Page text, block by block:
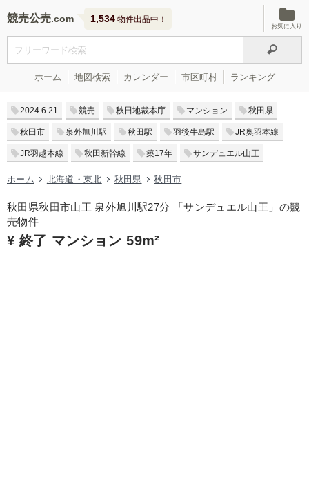
競売公売 1,534 物件出品中！
お気に入り
ホーム 地図検索 カレンダー 市区町村 ランキング
2024.6.21 競売 秋田地裁本庁 マンション 秋田県
秋田市 泉外旭川駅 秋田駅 羽後牛島駅 JR奥羽本線
JR羽越本線 秋田新幹線 築17年 サンデュエル山王
ホーム 北海道・東北 秋田県 秋田市
秋田県秋田市山王 泉外旭川駅27分 「サンデュエル山王」の競
売物件
¥ 終了 マンション 59m²